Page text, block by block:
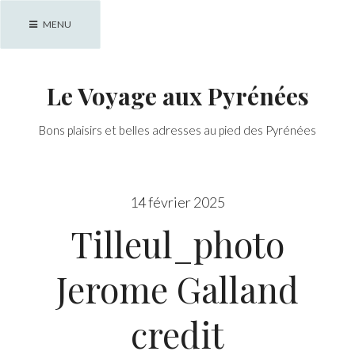
MENU
Le Voyage aux Pyrénées
Bons plaisirs et belles adresses au pied des Pyrénées
14 février 2025
Tilleul_photo
Jerome Galland
credit